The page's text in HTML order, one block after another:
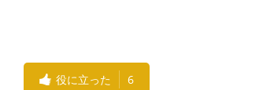
役に立った 6